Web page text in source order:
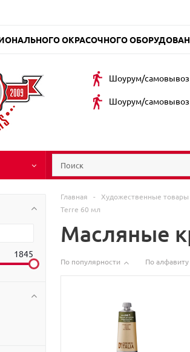
ОКРАСОЧНОГО
Шоурум/самовывоз
Шоурум/самовывоз
1845
Главная - Художественные товары
Terre 60 мл
Масляные
По популярности По алфавиту